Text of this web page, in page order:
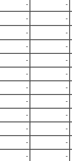
-
-
-
-
-
-
-
-
-
-
-
-
-
-
-
-
-
-
-
-
-
-
-
-